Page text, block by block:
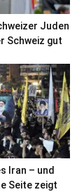
Juden
Schweiz gut
Iran – und
Seite zeigt